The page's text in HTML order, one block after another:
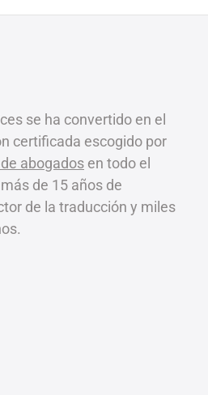
se ha convertido en el
certificada escogido por
abogados en todo el
de 15 años de
de la traducción y miles